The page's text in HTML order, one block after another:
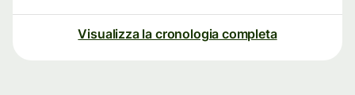
Visualizza la cronologia completa